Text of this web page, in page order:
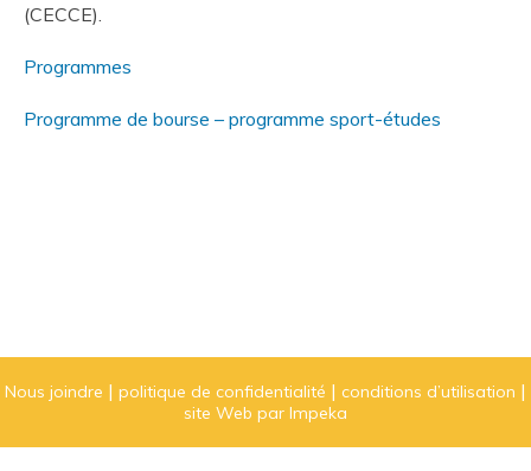
(CECCE).
Programmes
Programme de bourse – programme sport-études
Nous joindre politique de confidentialité
conditions d’utilisation
site Web par Impeka